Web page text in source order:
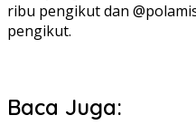
ribu pengikut dan
pengikut.
Baca Juga: